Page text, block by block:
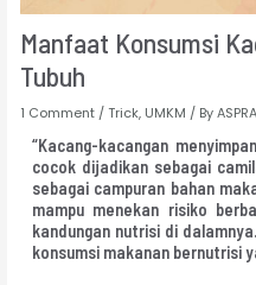
Manfaat Konsumsi
Tubuh
1 Comment / Trick, UMKM / By ASPRA
“Kacang-kacangan
cocok dijadikan sebagai
sebagai campuran bahan
mampu menekan risiko
kandungan nutrisi di
konsumsi makanan bernutrisi